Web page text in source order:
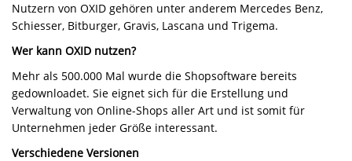
Nutzern von OXID gehören unter anderem Mercedes Benz,
Schiesser, Bitburger, Gravis, Lascana und Trigema.
Wer kann OXID nutzen?
Mehr als 500.000 Mal wurde die Shopsoftware bereits
gedownloadet. Sie eignet sich für die Erstellung und
Verwaltung von Online-Shops aller Art und ist somit für
Unternehmen jeder Größe interessant.
Verschiedene Versionen